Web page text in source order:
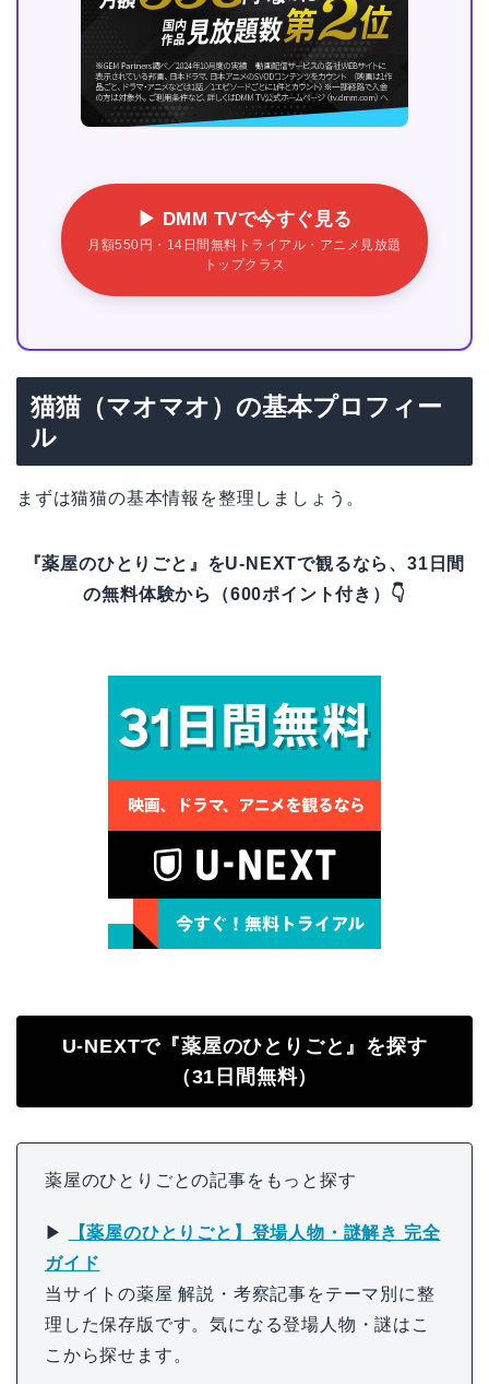
▶ DMM TVで今すぐ見る
月額550円・14日間無料トライアル・アニメ見放題
トップクラス
猫猫（マオマオ）の基本プロフィー
ル
まずは猫猫の基本情報を整理しましょう。
『薬屋のひとりごと』をU-NEXTで観るなら、31日間
の無料体験から（600ポイント付き）👇
U-NEXTで『薬屋のひとりごと』を探す
（31日間無料）
薬屋のひとりごとの記事をもっと探す
▶
【薬屋のひとりごと】登場人物・謎解き 完全
ガイド
当サイトの薬屋 解説・考察記事をテーマ別に整
理した保存版です。気になる登場人物・謎はこ
こから探せます。